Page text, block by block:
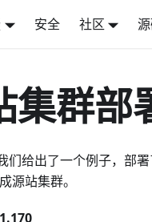
安全 社区
集群部
们给出了一个例子，部
源站集群。